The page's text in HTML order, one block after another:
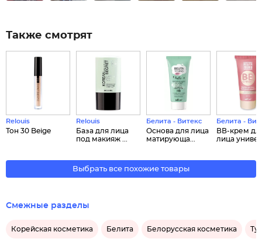
Также смотрят
Relouis
Тон 30 Beige
Relouis
База для лица
под макияж ...
Белита - Витекс
Основа для лица
матирующа...
Белита -
ВВ-крем
лица
Выбрать все похожие товары
Смежные разделы
Корейская косметика Белита Белорусская косметика